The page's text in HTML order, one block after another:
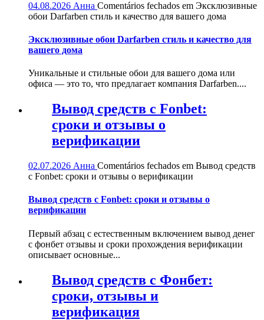
04.08.2026 Анна Comentários fechados em Эксклюзивные
обои Darfarben стиль и качество для вашего дома
Эксклюзивные обои Darfarben стиль и качество для
вашего дома
Уникальные и стильные обои для вашего дома или
офиса — это то, что предлагает компания Darfarben....
Вывод средств с Fonbet:
сроки и отзывы о
верификации
02.07.2026 Анна Comentários fechados em Вывод средств
с Fonbet: сроки и отзывы о верификации
Вывод средств с Fonbet: сроки и отзывы о
верификации
Первый абзац с естественным включением вывод денег
с фонбет отзывы и сроки прохождения верификации
описывает основные...
Вывод средств с Фонбет:
сроки, отзывы и
верификация